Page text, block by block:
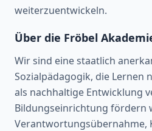
weiterzuentwickeln.
Über die Fröbel
Wir sind eine staatlich
Sozialpädagogik, die Lernen
als nachhaltige Entwicklung
Bildungseinrichtung fördern
Verantwortungsübernahme,